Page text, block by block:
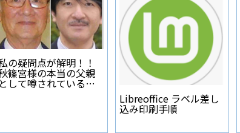
の疑問点が解明！！
篠宮様の本当の父親
として噂されている人
Libreoffice ラベル差し
込み印刷手順